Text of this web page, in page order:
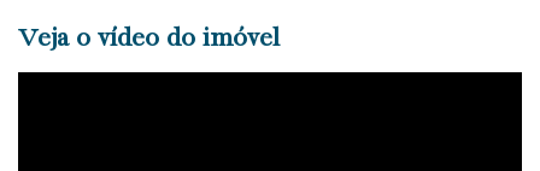
Veja o vídeo do imóvel